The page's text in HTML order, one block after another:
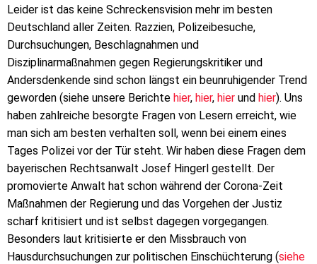
Leider ist das keine Schreckensvision mehr im besten
Deutschland aller Zeiten. Razzien, Polizeibesuche,
Durchsuchungen, Beschlagnahmen und
Disziplinarmaßnahmen gegen Regierungskritiker und
Andersdenkende sind schon längst ein beunruhigender Trend
geworden (siehe unsere Berichte hier, hier, hier und hier). Uns
haben zahlreiche besorgte Fragen von Lesern erreicht, wie
man sich am besten verhalten soll, wenn bei einem eines
Tages Polizei vor der Tür steht. Wir haben diese Fragen dem
bayerischen Rechtsanwalt Josef Hingerl gestellt. Der
promovierte Anwalt hat schon während der Corona-Zeit
Maßnahmen der Regierung und das Vorgehen der Justiz
scharf kritisiert und ist selbst dagegen vorgegangen.
Besonders laut kritisierte er den Missbrauch von
Hausdurchsuchungen zur politischen Einschüchterung (siehe